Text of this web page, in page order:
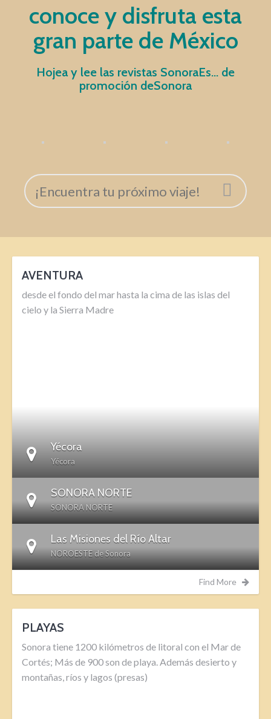
conoce y disfruta esta
gran parte de México
Hojea y lee las revistas SonoraEs… de
promoción deSonora
AVENTURA
desde el fondo del mar hasta la cima de las islas del
cielo y la Sierra Madre
Yécora
Yécora
SONORA NORTE
SONORA NORTE
Las Misiones del Río Altar
NOROESTE de Sonora
Find More
PLAYAS
Sonora tiene 1200 kilómetros de litoral con el Mar de
Cortés; Más de 900 son de playa. Además desierto y
montañas, ríos y lagos (presas)